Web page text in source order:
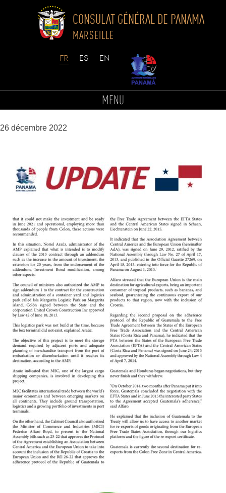
to
CONSULAT GÉNÉRAL DE PANAMA
MARSEILLE
MENU
BOLETIN 4 INGLES-2
26 décembre 2022